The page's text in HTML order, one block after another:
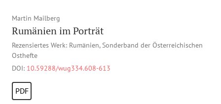
Martin Mailberg
Rumänien im Porträt
Rezensiertes Werk: Rumänien, Sonderband der Österreichischen
Osthefte
DOI: 10.59288/wug334.608-613
PDF